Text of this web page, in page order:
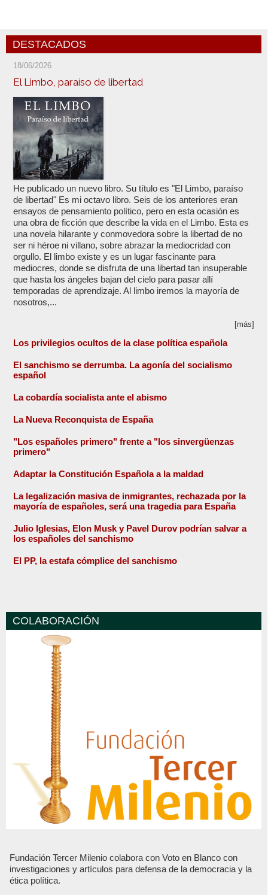
DESTACADOS
18/06/2026
El Limbo, paraíso de libertad
He publicado un nuevo libro. Su título es "El Limbo, paraíso
de libertad" Es mi octavo libro. Seis de los anteriores eran
ensayos de pensamiento político, pero en esta ocasión es
una obra de ficción que describe la vida en el Limbo. Esta es
una novela hilarante y conmovedora sobre la libertad de no
ser ni héroe ni villano, sobre abrazar la mediocridad con
orgullo. El limbo existe y es un lugar fascinante para
mediocres, donde se disfruta de una libertad tan insuperable
que hasta los ángeles bajan del cielo para pasar allí
temporadas de aprendizaje. Al limbo iremos la mayoría de
nosotros,...
[más]
Los privilegios ocultos de la clase política española
El sanchismo se derrumba. La agonía del socialismo
español
La cobardía socialista ante el abismo
La Nueva Reconquista de España
"Los españoles primero" frente a "los sinvergüenzas
primero"
Adaptar la Constitución Española a la maldad
La legalización masiva de inmigrantes, rechazada por la
mayoría de españoles, será una tragedia para España
Julio Iglesias, Elon Musk y Pavel Durov podrían salvar a
los españoles del sanchismo
El PP, la estafa cómplice del sanchismo
COLABORACIÓN
Fundación Tercer Milenio colabora con Voto en Blanco con
investigaciones y artículos para defensa de la democracia y la
ética política.